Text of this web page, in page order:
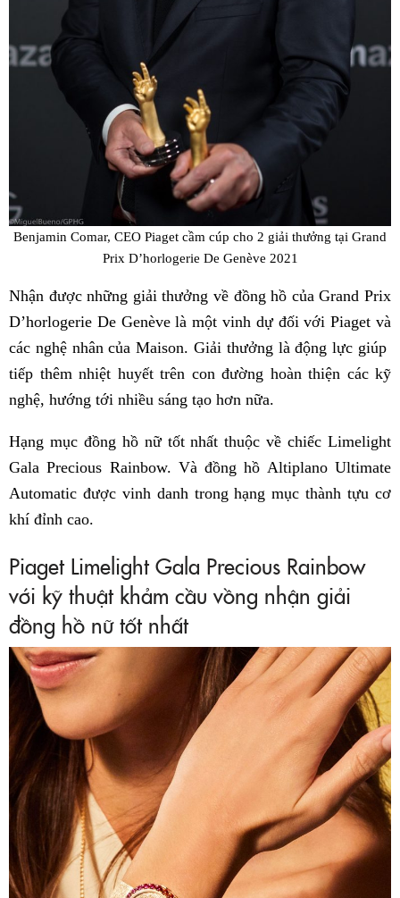
Benjamin Comar, CEO Piaget cầm cúp cho 2 giải thưởng tại Grand
Prix D’horlogerie De Genève 2021
Nhận được những giải thưởng về đồng hồ của Grand Prix
D’horlogerie De Genève là một vinh dự đối với Piaget và
các nghệ nhân của Maison. Giải thưởng là động lực giúp
tiếp thêm nhiệt huyết trên con đường hoàn thiện các kỹ
nghệ, hướng tới nhiều sáng tạo hơn nữa.
Hạng mục đồng hồ nữ tốt nhất thuộc về chiếc Limelight
Gala Precious Rainbow. Và đồng hồ Altiplano Ultimate
Automatic được vinh danh trong hạng mục thành tựu cơ
khí đỉnh cao.
Piaget Limelight Gala Precious Rainbow
với kỹ thuật khảm cầu vồng nhận giải
đồng hồ nữ tốt nhất